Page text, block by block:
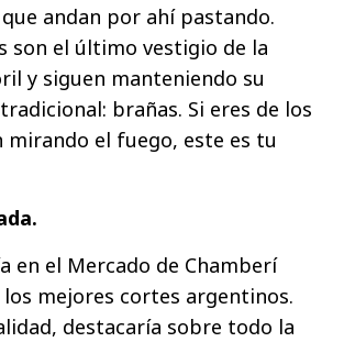
que andan por ahí pastando.
son el último vestigio de la
y siguen manteniendo su
brañas. Si eres de los
el fuego, este es tu
en el Mercado de Chamberí
mejores cortes argentinos.
destacaría sobre todo la